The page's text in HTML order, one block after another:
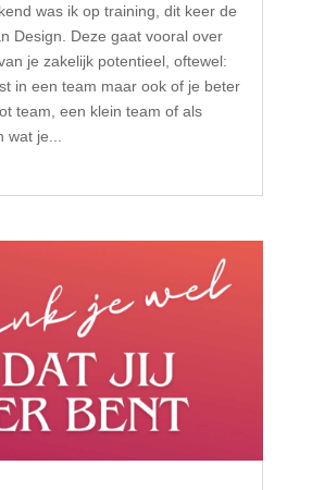
was ik op training, dit keer de
Design. Deze gaat vooral over
je zakelijk potentieel, oftewel:
in een team maar ook of je beter
team, een klein team of als
je...